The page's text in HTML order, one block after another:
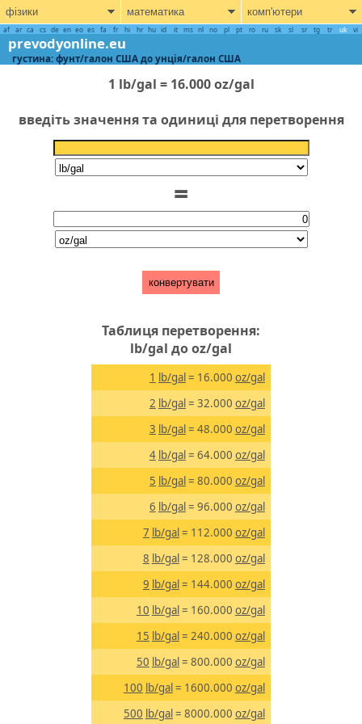
фізики математика комп'ютери
af ar ca cs de en eo es fa fr hi hr hu id it ms nl no pl pt ro ru sk sl sr tg tr uk vi
prevodyonline.eu
густина: фунт/галон США до унція/галон США
1 lb/gal = 16.000 oz/gal
введіть значення та одиниці для перетворення
=
конвертувати
Таблиця перетворення:
lb/gal до oz/gal
1 lb/gal= 16.000 oz/gal
2 lb/gal= 32.000 oz/gal
3 lb/gal= 48.000 oz/gal
4 lb/gal= 64.000 oz/gal
5 lb/gal= 80.000 oz/gal
6 lb/gal= 96.000 oz/gal
7 lb/gal= 112.000 oz/gal
8 lb/gal= 128.000 oz/gal
9 lb/gal= 144.000 oz/gal
10 lb/gal= 160.000 oz/gal
15 lb/gal= 240.000 oz/gal
50 lb/gal= 800.000 oz/gal
100 lb/gal= 1600.000 oz/gal
500 lb/gal= 8000.000 oz/gal